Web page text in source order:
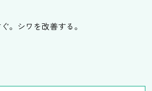
。シワを改善する。